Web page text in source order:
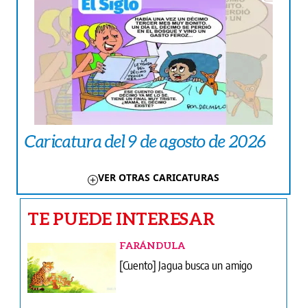
Caricatura del 9 de agosto de 2026
VER OTRAS CARICATURAS
TE PUEDE INTERESAR
FARÁNDULA
[Cuento] Jagua busca un amigo